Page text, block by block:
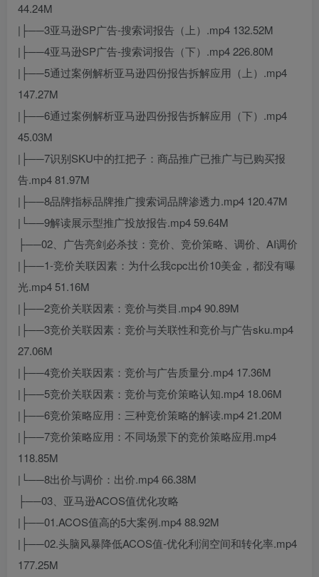
44.24M
|├──3亚马逊SP广告-搜索词报告（上）.mp4 132.52M
|├──4亚马逊SP广告-搜索词报告（下）.mp4 226.80M
|├──5通过案例解析亚马逊四份报告拆解应用（上）.mp4
147.27M
|├──6通过案例解析亚马逊四份报告拆解应用（下）.mp4
45.03M
|├──7识别SKU中的扛把子：商品推广已推广与已购买报
告.mp4 81.97M
|├──8品牌指标品牌推广搜索词品牌渗透力.mp4 120.47M
|└──9解读展示型推广投放报告.mp4 59.64M
├──02、广告亮剑必杀技：竞价、竞价策略、调价、AI调价
|├──1-竞价关联因素：为什么我cpc出价10美金，都没有曝
光.mp4 51.16M
|├──2竞价关联因素：竞价与类目.mp4 90.89M
|├──3竞价关联因素：竞价与关联性和竞价与广告sku.mp4
27.06M
|├──4竞价关联因素：竞价与广告质量分.mp4 17.36M
|├──5竞价关联因素：竞价与竞价策略认知.mp4 18.06M
|├──6竞价策略应用：三种竞价策略的解读.mp4 21.20M
|├──7竞价策略应用：不同场景下的竞价策略应用.mp4
118.85M
|└──8出价与调价：出价.mp4 66.38M
├──03、亚马逊ACOS值优化攻略
|├──01.ACOS值高的5大案例.mp4 88.92M
|├──02.头脑风暴降低ACOS值-优化利润空间和转化率.mp4
177.25M